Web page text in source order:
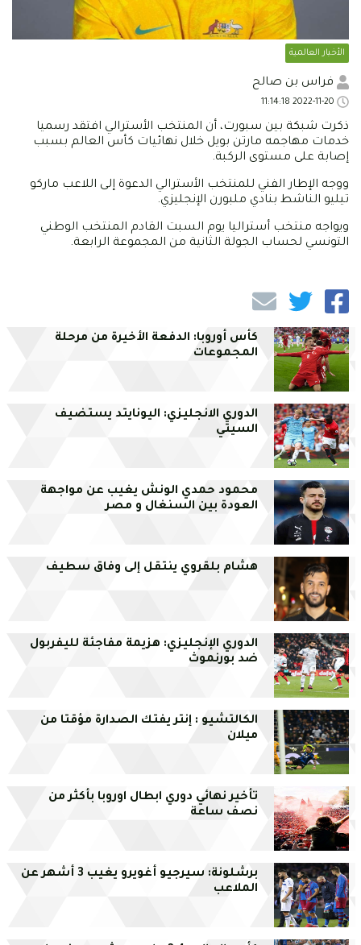
الأخبار العالمية
فراس بن صالح
ذكرت شبكة بين سبورت، أن المنتخب الأسترالي افتقد رسميا
خدمات مهاجمه مارتن بويل خلال نهائيات كأس العالم بسبب
إصابة على مستوى الركبة.
ووجه الإطار الفني للمنتخب الأسترالي الدعوة إلى اللاعب ماركو
تيليو الناشط بنادي ملبورن الإنجليزي.
ويواجه منتخب أستراليا يوم السبت القادم المنتخب الوطني
التونسي لحساب الجولة الثانية من المجموعة الرابعة.
كأس أوروبا: الدفعة الأخيرة من مرحلة
المجموعات
الدوري الانجليزي: اليونايتد يستضيف
السيتي
محمود حمدي الونش يغيب عن مواجهة
العودة بين السنغال و مصر
هشام بلقروي ينتقل إلى وفاق سطيف
الدوري الإنجليزي: هزيمة مفاجئة لليفربول
ضد بورنموث
الكالتشيو : إنتر يفتك الصدارة مؤقتا من
ميلان
تأخير نهائي دوري ابطال اوروبا بأكثر من
نصف ساعة
برشلونة: سيرجيو أغويرو يغيب 3 أشهر عن
الملاعب